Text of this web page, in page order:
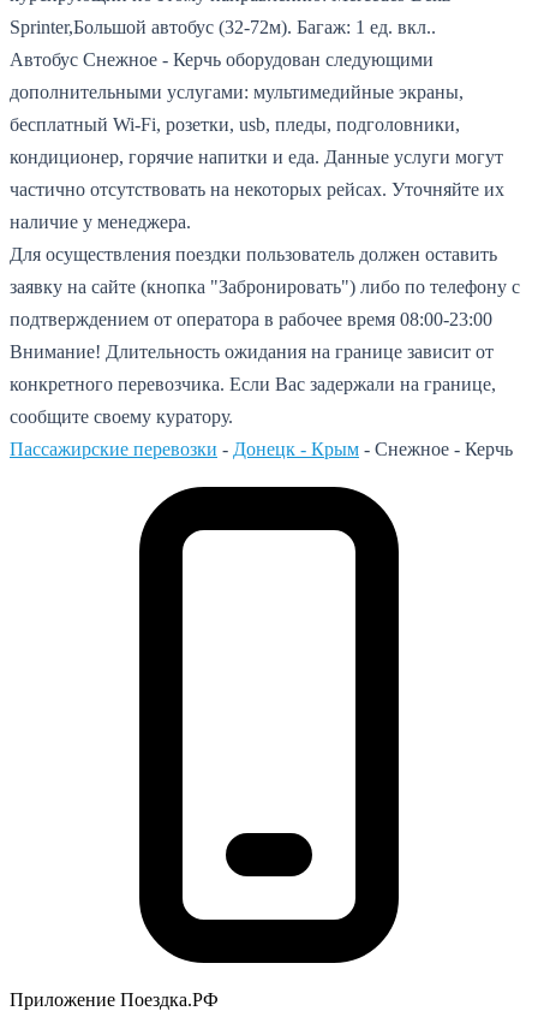
Sprinter,Большой автобус (32-72м). Багаж: 1 ед. вкл..
Автобус Снежное - Керчь оборудован следующими
дополнительными услугами: мультимедийные экраны,
бесплатный Wi-Fi, розетки, usb, пледы, подголовники,
кондиционер, горячие напитки и еда. Данные услуги могут
частично отсутствовать на некоторых рейсах. Уточняйте их
наличие у менеджера.
Для осуществления поездки пользователь должен оставить
заявку на сайте (кнопка "Забронировать") либо по телефону с
подтверждением от оператора в рабочее время 08:00-23:00
Внимание! Длительность ожидания на границе зависит от
конкретного перевозчика. Если Вас задержали на границе,
сообщите своему куратору.
Пассажирские перевозки - Донецк - Крым - Снежное - Керчь
Приложение Поездка.РФ